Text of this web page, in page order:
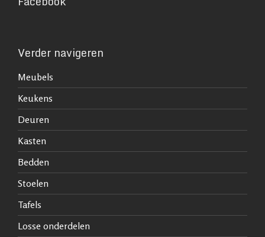
Verder navigeren
Meubels
Keukens
Deuren
Kasten
Bedden
Stoelen
Tafels
Losse onderdelen